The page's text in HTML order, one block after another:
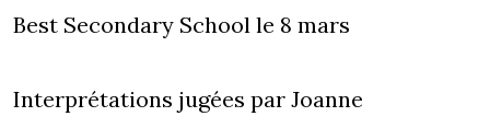
Best Secondary School le 8 mars
Interprétations jugées par Joanne